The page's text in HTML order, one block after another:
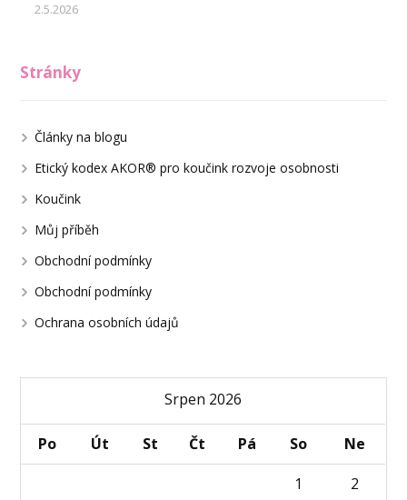
2.5.2026
Stránky
Články na blogu
Etický kodex AKOR® pro koučink rozvoje osobnosti
Koučink
Můj příběh
Obchodní podmínky
Obchodní podmínky
Ochrana osobních údajů
Srpen 2026
Po Út St Čt Pá So
Ne
1
2